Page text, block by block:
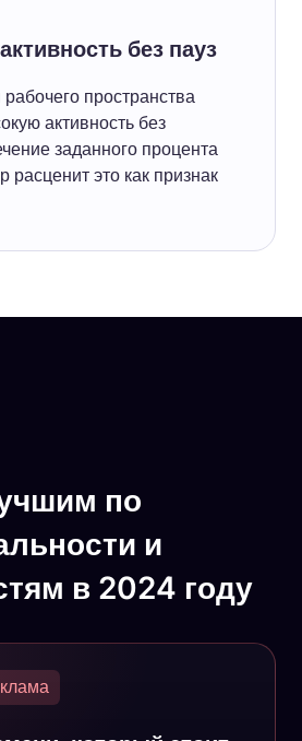
без пауз
рабочего пространства
активность без
заданного процента
расценит это как признак
по
и
в 2024 году